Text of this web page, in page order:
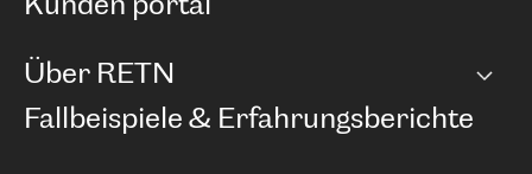
kunden portal
Über RETN
Unternehmen
Fallbeispiele & Erfahrungsberichte